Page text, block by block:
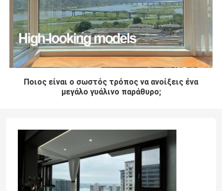
Ποιος είναι ο σωστός τρόπος να ανοίξεις ένα
μεγάλο γυάλινο παράθυρο;